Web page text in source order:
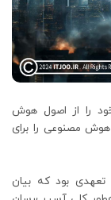
را از اصول هوش
مصنوعی را برای
تعهدی بود که بیان